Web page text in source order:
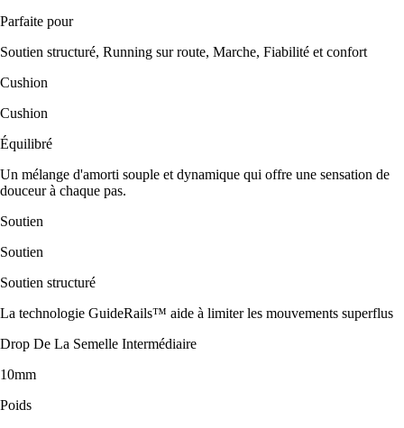
Parfaite pour
Soutien structuré, Running sur route, Marche, Fiabilité et confort
Cushion
Cushion
Équilibré
Un mélange d'amorti souple et dynamique qui offre une sensation de
douceur à chaque pas.
Soutien
Soutien
Soutien structuré
La technologie GuideRails™ aide à limiter les mouvements superflus
Drop De La Semelle Intermédiaire
10mm
Poids